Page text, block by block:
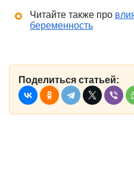
Читайте также про
беременность
Поделиться статьей: